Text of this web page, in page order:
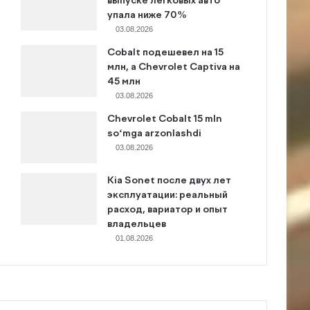
упала ниже 70%
03.08.2026
Cobalt подешевел на 15
млн, а Chevrolet Captiva на
45 млн
03.08.2026
Chevrolet Cobalt 15 mln
so‘mga arzonlashdi
03.08.2026
Kia Sonet после двух лет
эксплуатации: реальный
расход, вариатор и опыт
владельцев
01.08.2026